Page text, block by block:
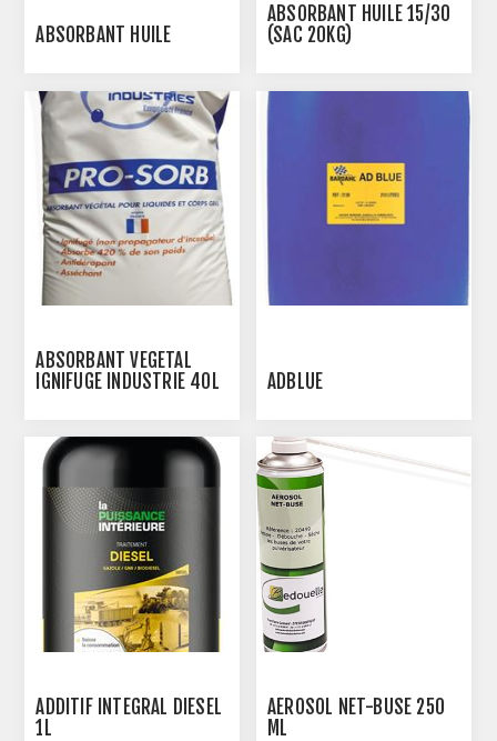
ABSORBANT HUILE
ABSORBANT HUILE 15/30
(SAC 20KG)
ABSORBANT VEGETAL
IGNIFUGE INDUSTRIE 40L
ADBLUE
ADDITIF INTÉGRAL DIESEL
1L
AÉROSOL NET-BUSE 250
ML